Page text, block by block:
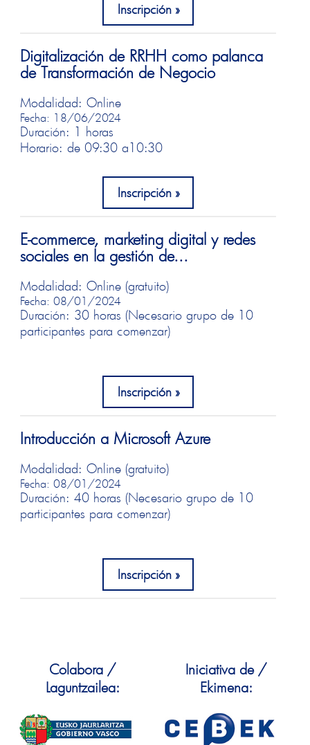
Inscripción
Digitalización de RRHH como palanca
de Transformación de Negocio
Modalidad: Online
Fecha: 18/06/2024
Duración: 1 horas
Horario: de 09:30 a10:30
Inscripción
E-commerce, marketing digital y redes
sociales en la gestión de...
Modalidad: Online (gratuito)
Fecha: 08/01/2024
Duración: 30 horas (Necesario grupo de 10
participantes para comenzar)
Inscripción
Introducción a Microsoft Azure
Modalidad: Online (gratuito)
Fecha: 08/01/2024
Duración: 40 horas (Necesario grupo de 10
participantes para comenzar)
Inscripción
Colabora /
Laguntzailea:
Iniciativa de /
Ekimena: